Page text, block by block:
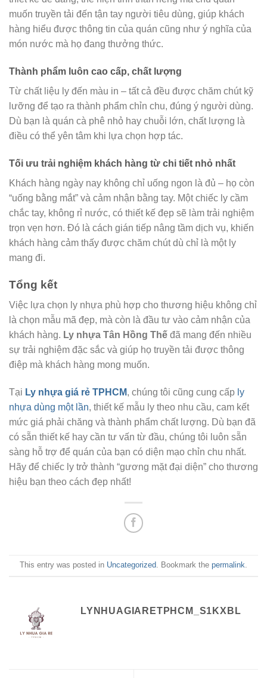
muốn truyền tải đến tận tay người tiêu dùng, giúp khách
hàng hiểu được thông tin của quán cũng như ý nghĩa của
món nước mà họ đang thưởng thức.
Thành phẩm luôn cao cấp, chất lượng
Từ chất liệu ly đến màu in – tất cả đều được chăm chút kỹ
lưỡng để tạo ra thành phẩm chỉn chu, đúng ý người dùng.
Dù bạn là quán cà phê nhỏ hay chuỗi lớn, chất lượng là
điều có thể yên tâm khi lựa chọn hợp tác.
Tối ưu trải nghiệm khách hàng từ chi tiết nhỏ nhất
Khách hàng ngày nay không chỉ uống ngon là đủ – họ còn
“uống bằng mắt” và cảm nhận bằng tay. Một chiếc ly cầm
chắc tay, không rỉ nước, có thiết kế đẹp sẽ làm trải nghiệm
trọn vẹn hơn. Đó là cách gián tiếp nâng tầm dịch vụ, khiến
khách hàng cảm thấy được chăm chút dù chỉ là một ly
mang đi.
Tổng kết
Việc lựa chọn ly nhựa phù hợp cho thương hiệu không chỉ
là chọn mẫu mã đẹp, mà còn là đầu tư vào cảm nhận của
khách hàng. Ly nhựa Tân Hồng Thế đã mang đến nhiều
sự trải nghiệm đặc sắc và giúp họ truyền tải được thông
điệp mà khách hàng mong muốn.
Tại Ly nhựa giá rẻ TPHCM, chúng tôi cũng cung cấp ly
nhựa dùng một lần, thiết kế mẫu ly theo nhu cầu, cam kết
mức giá phải chăng và thành phẩm chất lượng. Dù bạn đã
có sẵn thiết kế hay cần tư vấn từ đầu, chúng tôi luôn sẵn
sàng hỗ trợ để quán của bạn có diện mạo chỉn chu nhất.
Hãy để chiếc ly trở thành “gương mặt đại diện” cho thương
hiệu bạn theo cách đẹp nhất!
This entry was posted in Uncategorized. Bookmark the permalink.
LYNHUAGIARETPHCM_S1KXBL